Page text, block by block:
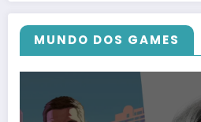
MUNDO DOS GAMES